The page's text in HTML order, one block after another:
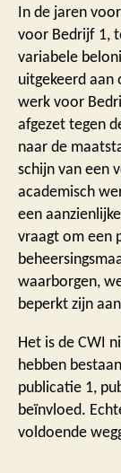
In de jaren
voor Bedrijf 1,
variabele
uitgekeerd aan
werk voor
afgezet tegen
naar de
schijn van een
academisch
een
vraagt om een
waarborgen,
beperkt zijn
Het is de CWI
hebben
publicatie 1,
beïnvloed.
voldoende